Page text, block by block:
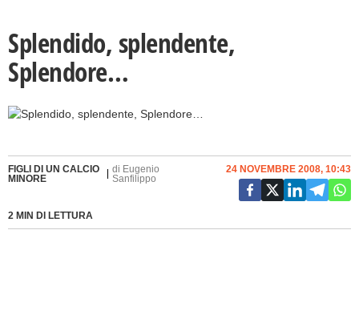
Splendido, splendente,
Splendore…
FIGLI DI UN CALCIO
MINORE
di Eugenio
Sanfilippo
2 MIN DI LETTURA
24 NOVEMBRE 2008, 10:43